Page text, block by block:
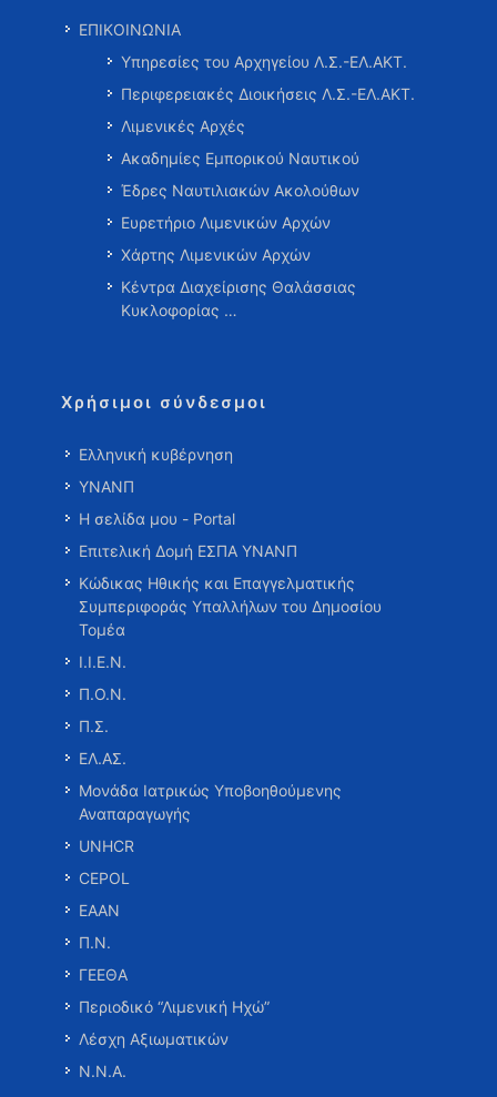
ΕΠΙΚΟΙΝΩΝΙΑ
Υπηρεσίες του Αρχηγείου Λ.Σ.-ΕΛ.ΑΚΤ.
Περιφερειακές Διοικήσεις Λ.Σ.-ΕΛ.ΑΚΤ.
Λιμενικές Αρχές
Ακαδημίες Εμπορικού Ναυτικού
Έδρες Ναυτιλιακών Ακολούθων
Ευρετήριο Λιμενικών Αρχών
Χάρτης Λιμενικών Αρχών
Κέντρα Διαχείρισης Θαλάσσιας
Κυκλοφορίας …
Χρήσιμοι σύνδεσμοι
Ελληνική κυβέρνηση
ΥΝΑΝΠ
Η σελίδα μου - Portal
Επιτελική Δομή ΕΣΠΑ ΥΝΑΝΠ
Κώδικας Ηθικής και Επαγγελματικής
Συμπεριφοράς Υπαλλήλων του Δημοσίου
Τομέα
Ι.Ι.Ε.Ν.
Π.Ο.Ν.
Π.Σ.
ΕΛ.ΑΣ.
Μονάδα Ιατρικώς Υποβοηθούμενης
Αναπαραγωγής
UNHCR
CEPOL
ΕΑΑΝ
Π.Ν.
ΓΕΕΘΑ
Περιοδικό “Λιμενική Ηχώ”
Λέσχη Αξιωματικών
Ν.Ν.Α.